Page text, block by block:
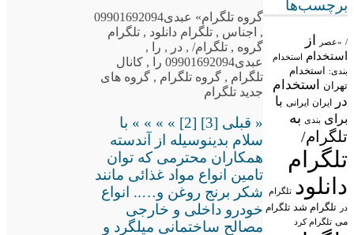
برچسب‌ها
/ «عصر از
استخدام استخدام
بندی: استخدام
تهران
استخدام
در
ایران ایرانی با
برای بندی به
تلگرام/
تلگرام
دانلود تلگرام
در تلگرام شد تلگرام
می تلگرام کرد
گروه تلگرام» عبدی09901692094
, اجناس , تلگرام دانلود , تلگرام
گروه , تلگرام/, در , را
,
عبدی09901692094 را
, کانال
تلگرام , گروه تلگرام , گروه های
جدید تلگرام
« قبلی [3] [2] » » » » با
سلام بدینوسیله از آندسته
همکاران محترمی که توان
تامین انواع مواد غذائی مانند
شکر برنج روغن و….. انواع
خودرو داخلی و خارجی
مصالح ساختمانی میلگرد و